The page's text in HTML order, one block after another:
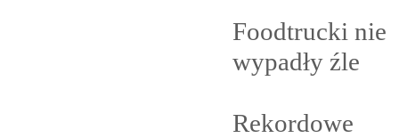
Foodtrucki nie
wypadły źle
Rekordowe